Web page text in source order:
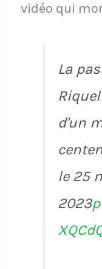
vidéo qui
La
d'un
le 25
2023